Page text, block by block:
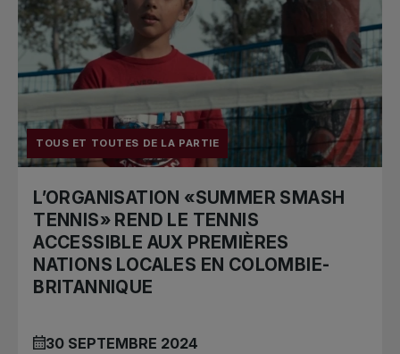
Redéfinir le jeu
Tournois
TOUS ET TOUTES DE LA PARTIE
L’ORGANISATION «SUMMER SMASH
TENNIS» REND LE TENNIS
ACCESSIBLE AUX PREMIÈRES
NATIONS LOCALES EN COLOMBIE-
BRITANNIQUE
30 SEPTEMBRE 2024